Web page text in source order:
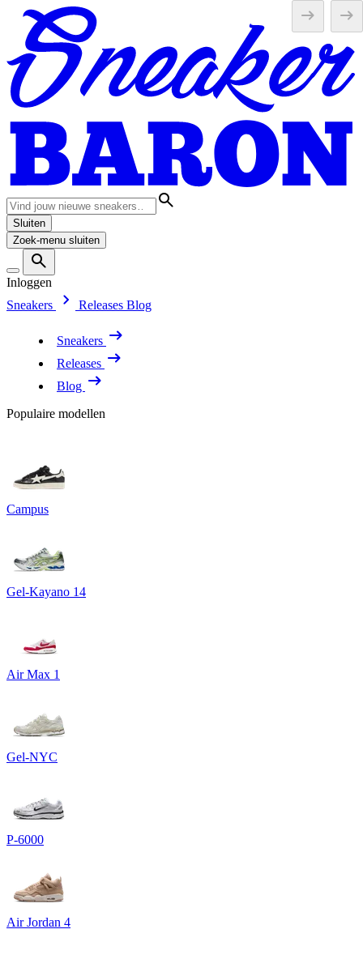
Sluiten
Zoek-menu sluiten
Inloggen
Sneakers
Releases Blog
Sneakers
Releases
Blog
Populaire modellen
Campus
Gel-Kayano 14
Air Max 1
Gel-NYC
P-6000
Air Jordan 4